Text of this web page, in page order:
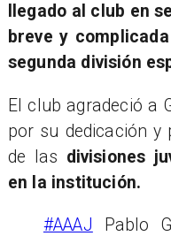
llegado al club en
breve y
segunda división
El club agradeció a
por su dedicación y
de las divisiones
en la institución.
#AAAJ Pablo